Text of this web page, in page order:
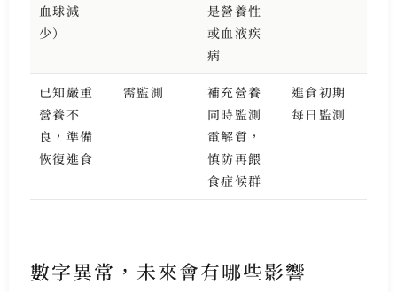
血球減
少）
是營養性
或血液疾
病
已知嚴重
營養不
良，準備
恢復進食
需監測
補充營養
同時監測
電解質，
慎防再餵
食症候群
進食初期
每日監測
數字異常，未來會有哪些影響